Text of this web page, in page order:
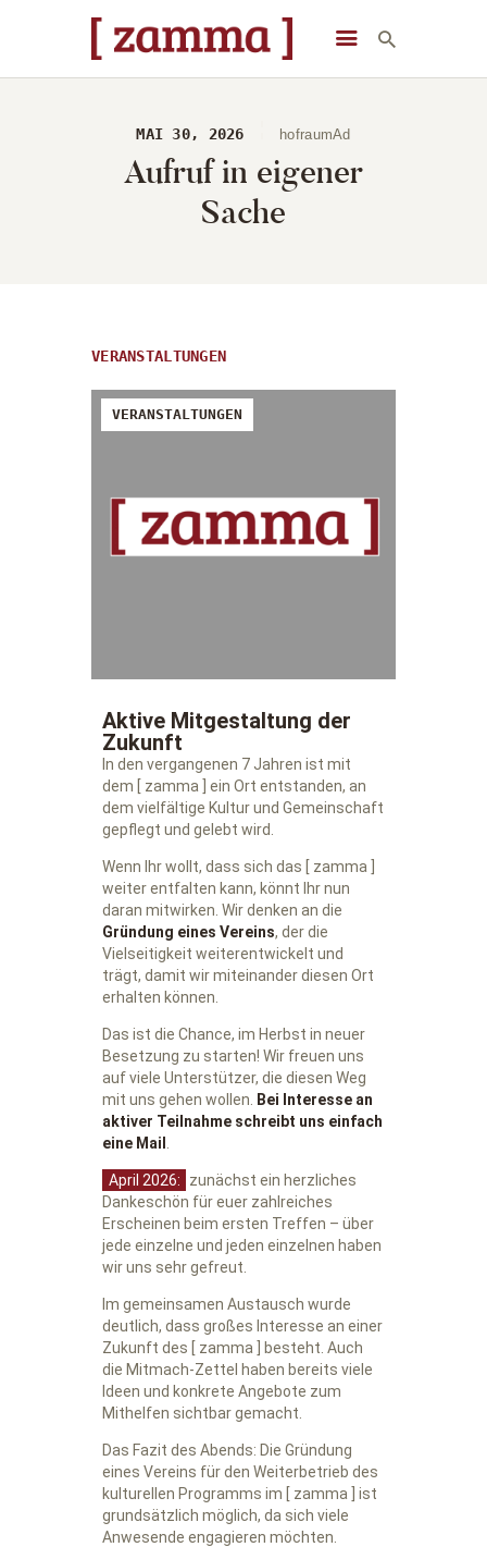
MAI 30, 2026 hofraumAd
Aufruf in eigener
Sache
[ zamma ]
STARTSEITE
VERANSTALTUNGEN
DAS GEBÄUDE
VERANSTALTUNGEN
VERANSTALTUNGEN
Aktive Mitgestaltung der
Zukunft
In den vergangenen 7 Jahren ist mit
dem [ zamma ] ein Ort entstanden, an
dem vielfältige Kultur und Gemeinschaft
gepflegt und gelebt wird.
Wenn Ihr wollt, dass sich das [ zamma ]
weiter entfalten kann, könnt Ihr nun
daran mitwirken. Wir denken an die
Gründung eines Vereins, der die
Vielseitigkeit weiterentwickelt und
trägt, damit wir miteinander diesen Ort
erhalten können.
Das ist die Chance, im Herbst in neuer
Besetzung zu starten! Wir freuen uns
auf viele Unterstützer, die diesen Weg
mit uns gehen wollen.
Bei Interesse an
aktiver Teilnahme schreibt uns einfach
eine Mail
April 2026:
zunächst ein herzliches
Dankeschön für euer zahlreiches
Erscheinen beim ersten Treffen – über
jede einzelne und jeden einzelnen haben
wir uns sehr gefreut.
Im gemeinsamen Austausch wurde
deutlich, dass großes Interesse an einer
Zukunft des [ zamma ] besteht. Auch
die Mitmach-Zettel haben bereits viele
Ideen und konkrete Angebote zum
Mithelfen sichtbar gemacht.
Das Fazit des Abends: Die Gründung
eines Vereins für den Weiterbetrieb des
kulturellen Programms im [ zamma ] ist
grundsätzlich möglich, da sich viele
Anwesende engagieren möchten.